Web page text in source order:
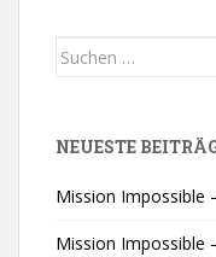
Suchen
NEUESTE
Mission Impossible
Mission Impossible